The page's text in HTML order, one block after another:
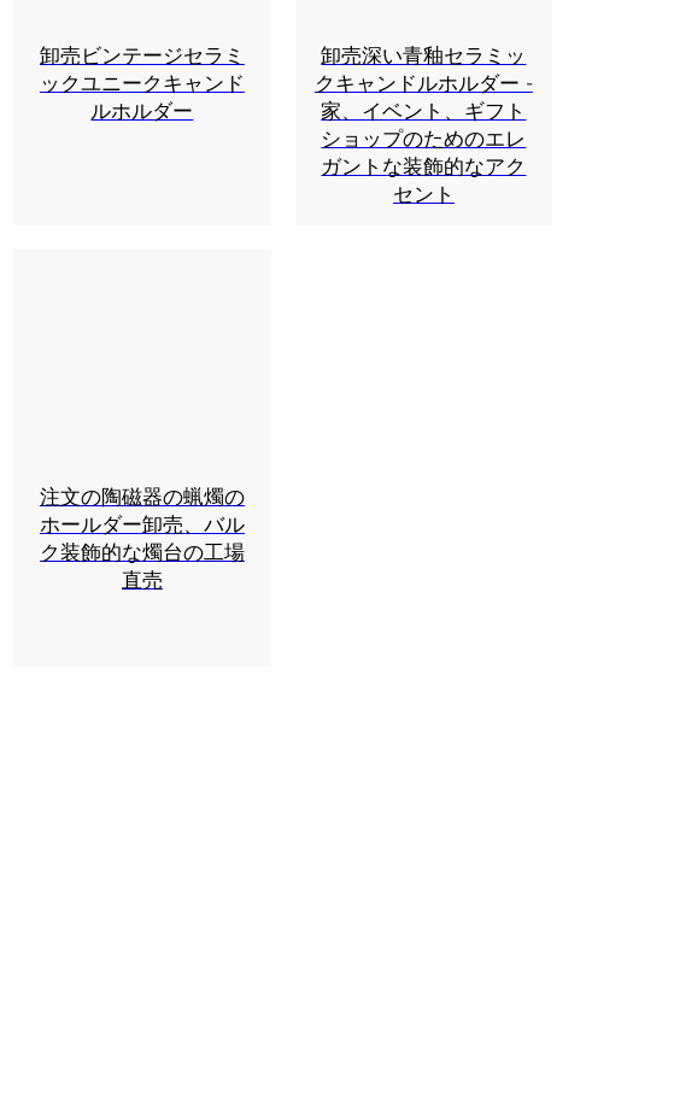
卸売ビンテージセラミ
ックユニークキャンド
ルホルダー
卸売深い青釉セラミッ
クキャンドルホルダー -
家、イベント、ギフト
ショップのためのエレ
ガントな装飾的なアク
セント
注文の陶磁器の蝋燭の
ホールダー卸売、バル
ク装飾的な燭台の工場
直売